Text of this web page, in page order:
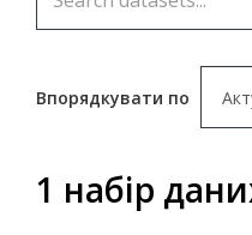
Впорядкувати по
1 набір